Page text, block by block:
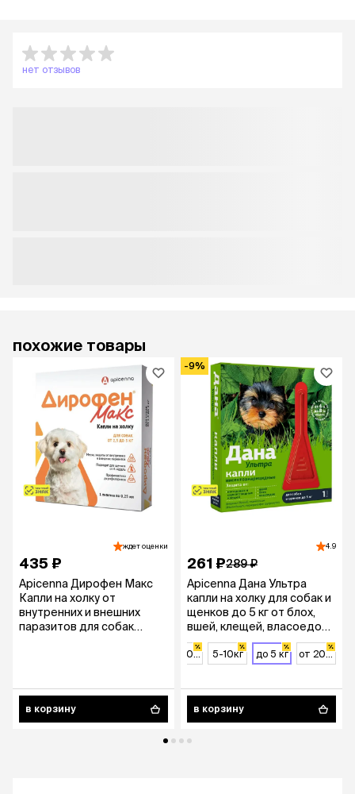
нет отзывов
похожие товары
ждет оценки
435 ₽
Apicenna Дирофен Макс
Капли на холку от
внутренних и внешних
паразитов для собак
в корзину
-9%
4.9
261 ₽289 ₽
Apicenna Дана Ультра
капли на холку для собак и
щенков до 5 кг от блох,
вшей, клещей, власоедов,
1 пипетка
10-20кг 5-10кг до 5 кг от 20 кг
в корзину